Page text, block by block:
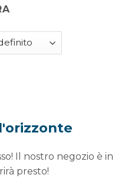
Il nostro negozio è in
presto!